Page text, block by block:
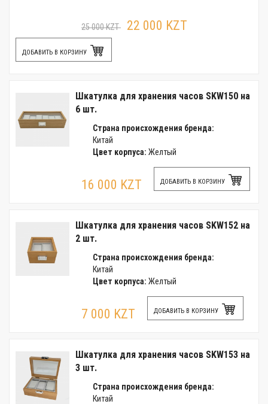
25 000 KZT 22 000 KZT
ДОБАВИТЬ В КОРЗИНУ
Шкатулка для хранения часов SKW150 на
6 шт.
Страна происхождения бренда:
Китай
Цвет корпуса: Желтый
16 000 KZT ДОБАВИТЬ В КОРЗИНУ
Шкатулка для хранения часов SKW152 на
2 шт.
Страна происхождения бренда:
Китай
Цвет корпуса: Желтый
7 000 KZT ДОБАВИТЬ В КОРЗИНУ
Шкатулка для хранения часов SKW153 на
3 шт.
Страна происхождения бренда:
Китай